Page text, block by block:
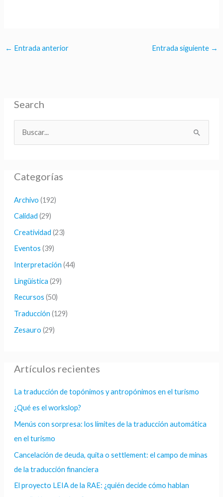
← Entrada anterior Entrada siguiente →
Search
c
p
o
r
:
Categorías
Archivo (192)
Calidad (29)
Creatividad (23)
Eventos (39)
Interpretación (44)
Lingüística (29)
Recursos (50)
Traducción (129)
Zesauro (29)
Artículos recientes
La traducción de topónimos y antropónimos en el turismo
¿Qué es el workslop?
Menús con sorpresa: los límites de la traducción automática
en el turismo
Cancelación de deuda, quita o settlement: el campo de minas
de la traducción financiera
El proyecto LEIA de la RAE: ¿quién decide cómo hablan